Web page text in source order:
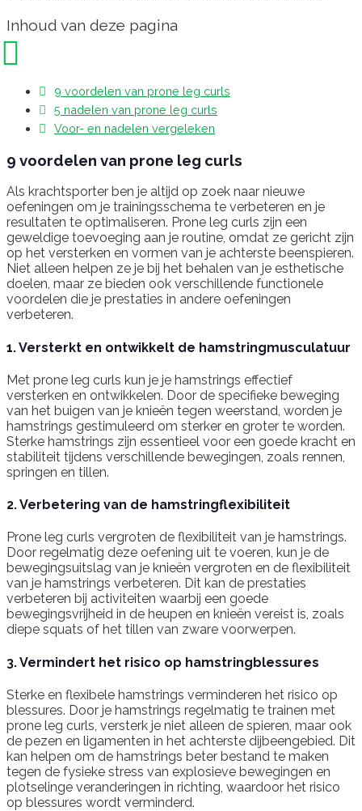
Inhoud van deze pagina
9 voordelen van prone leg curls
5 nadelen van prone leg curls
Voor- en nadelen vergeleken
9 voordelen van prone leg curls
Als krachtsporter ben je altijd op zoek naar nieuwe
oefeningen om je trainingsschema te verbeteren en je
resultaten te optimaliseren. Prone leg curls zijn een
geweldige toevoeging aan je routine, omdat ze gericht zijn
op het versterken en vormen van je achterste beenspieren.
Niet alleen helpen ze je bij het behalen van je esthetische
doelen, maar ze bieden ook verschillende functionele
voordelen die je prestaties in andere oefeningen
verbeteren.
1. Versterkt en ontwikkelt de hamstringmusculatuur
Met prone leg curls kun je je hamstrings effectief
versterken en ontwikkelen. Door de specifieke beweging
van het buigen van je knieën tegen weerstand, worden je
hamstrings gestimuleerd om sterker en groter te worden.
Sterke hamstrings zijn essentieel voor een goede kracht en
stabiliteit tijdens verschillende bewegingen, zoals rennen,
springen en tillen.
2. Verbetering van de hamstringflexibiliteit
Prone leg curls vergroten de flexibiliteit van je hamstrings.
Door regelmatig deze oefening uit te voeren, kun je de
bewegingsuitslag van je knieën vergroten en de flexibiliteit
van je hamstrings verbeteren. Dit kan de prestaties
verbeteren bij activiteiten waarbij een goede
bewegingsvrijheid in de heupen en knieën vereist is, zoals
diepe squats of het tillen van zware voorwerpen.
3. Vermindert het risico op hamstringblessures
Sterke en flexibele hamstrings verminderen het risico op
blessures. Door je hamstrings regelmatig te trainen met
prone leg curls, versterk je niet alleen de spieren, maar ook
de pezen en ligamenten in het achterste dijbeengebied. Dit
kan helpen om de hamstrings beter bestand te maken
tegen de fysieke stress van explosieve bewegingen en
plotselinge veranderingen in richting, waardoor het risico
op blessures wordt verminderd.